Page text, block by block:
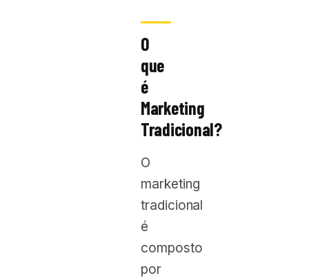
O
que
é
Marketing
Tradicional?
O
marketing
tradicional
é
composto
por